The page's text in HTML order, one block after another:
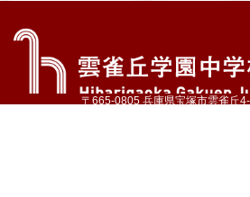
〒665-0805 兵庫県宝塚市雲雀丘